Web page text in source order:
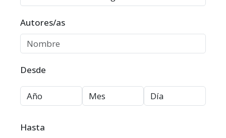
Autores/as
Desde
Hasta